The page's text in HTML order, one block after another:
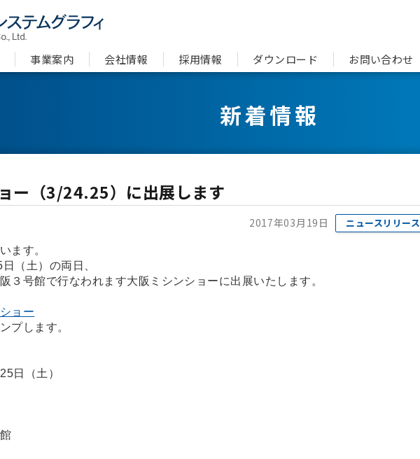
事業案内 会社情報 採用情報 ダウンロード お問い合わせ
新着情報
ー（3/24.25）に出展します
2017年03月19日 ニュースリリース
ます。
（土）の両日、
３号館で行なわれます大阪ミシンショーに出展いたします。
ョー
プします。
日（土）